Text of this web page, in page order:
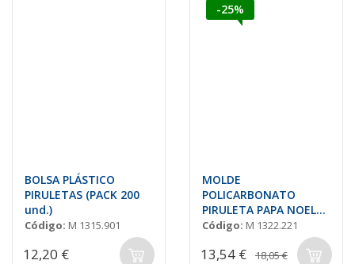
BOLSA PLÁSTICO
PIRULETAS (PACK 200
und.)
Código: M 1315.901
12,20 €
-25%
MOLDE
POLICARBONATO
PIRULETA PAPA NOEL
136x30 H=8mm
Código: M 1322.221
13,54 € 18,05 €